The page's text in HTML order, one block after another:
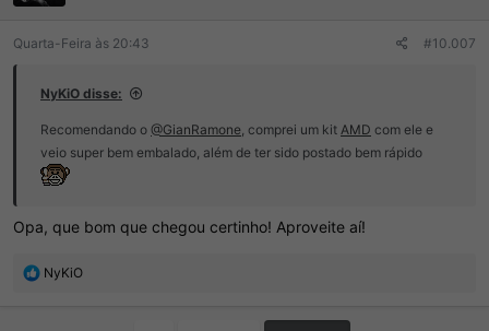
s
Quarta-Feira às 20:43 #10.007
NyKiO disse:
Recomendando o @GianRamone, comprei um kit AMD com ele e
veio super bem embalado, além de ter sido postado bem rápido
Opa, que bom que chegou certinho! Aproveite aí!
R
NyKiO